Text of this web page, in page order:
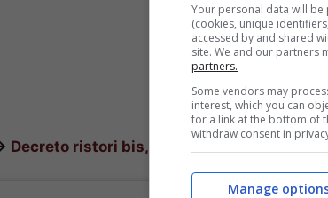
Decreto ristori bis, fondi perduti per le
Your personal data will
(cookies, unique
accessed by and shared
site. We and our partners
partners.
Some vendors may
interest, which you can
for a link at the bottom of
withdraw consent in
Manage